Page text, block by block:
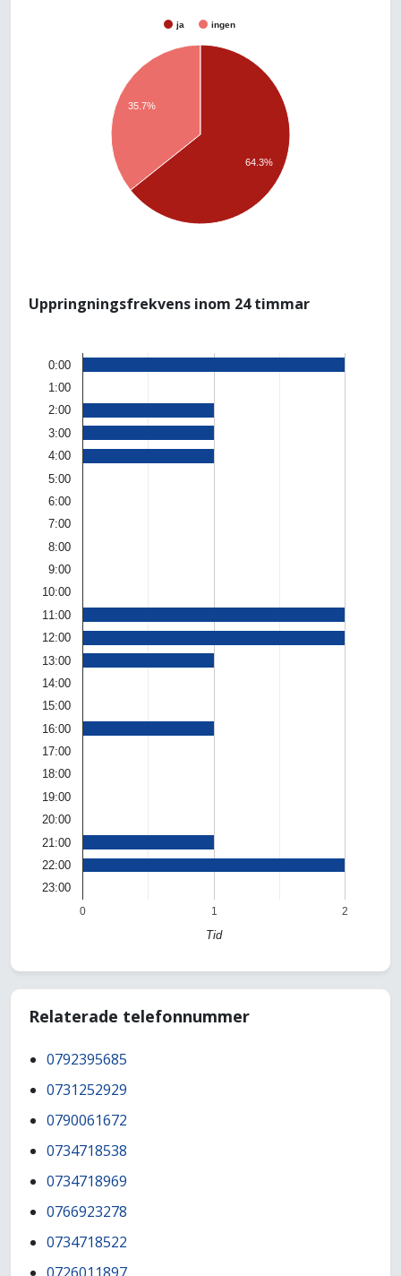
ja ingen
35.7%
64.3%
Uppringningsfrekvens inom 24 timmar
0 1 2
0:00
1:00
2:00
3:00
4:00
5:00
6:00
7:00
8:00
9:00
10:00
11:00
12:00
13:00
14:00
15:00
16:00
17:00
18:00
19:00
20:00
21:00
22:00
23:00
Tid
Relaterade telefonnummer
0792395685
0731252929
0790061672
0734718538
0734718969
0766923278
0734718522